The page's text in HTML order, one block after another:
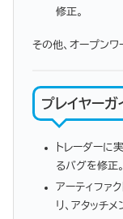
修正。
その他、オープン
プレイヤーガ
トレーダーに
るバグを修正。
アーティファ
リ、アタッチ